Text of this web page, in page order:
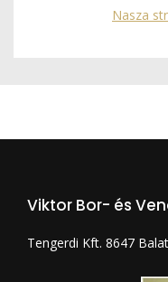
Nasza
Viktor Bor- és
Tengerdi Kft. 8647